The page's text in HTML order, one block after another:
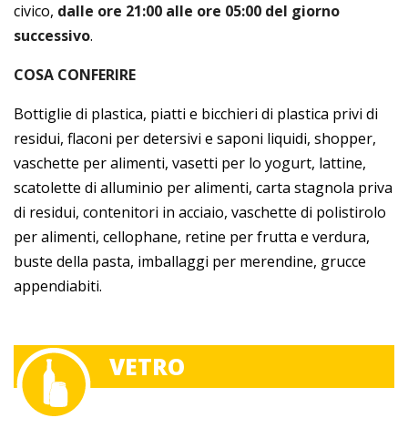
civico, dalle ore 21:00 alle ore 05:00 del giorno
successivo.
COSA CONFERIRE
Bottiglie di plastica, piatti e bicchieri di plastica privi di
residui, flaconi per detersivi e saponi liquidi, shopper,
vaschette per alimenti, vasetti per lo yogurt, lattine,
scatolette di alluminio per alimenti, carta stagnola priva
di residui, contenitori in acciaio, vaschette di polistirolo
per alimenti, cellophane, retine per frutta e verdura,
buste della pasta, imballaggi per merendine, grucce
appendiabiti.
VETRO